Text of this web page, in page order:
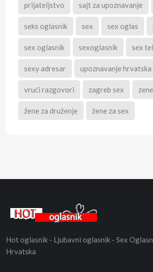
prijateljstvo sajt za upoznavanje
seks oglasnik sex sex oglas
sex oglasnik sexoglasnik sex
sexy adresar upoznavanje hrvatska
vrući razgovori zagreb sex
žene za druženje žene za sex
Hot oglasnik - Ljubavni oglasnik - Sex
Hrvatska